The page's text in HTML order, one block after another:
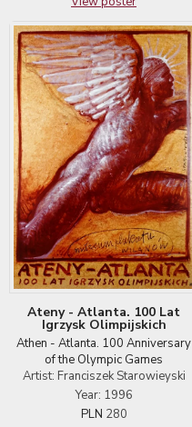
Ateny - Atlanta. 100 Lat
Igrzysk Olimpijskich
Athen - Atlanta. 100 Anniversary
of the Olympic Games
Artist: Franciszek Starowieyski
Year: 1996
PLN 280